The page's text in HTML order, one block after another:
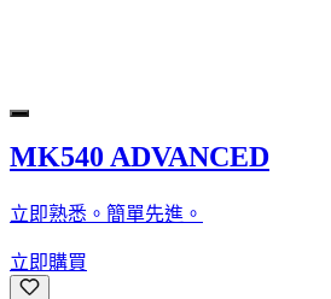
MK540 ADVANCED
立即熟悉。簡單先進。
立即購買